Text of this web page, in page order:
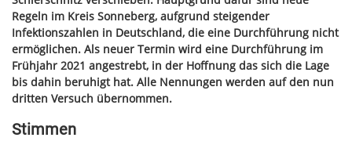
Regeln im Kreis Sonneberg, aufgrund steigender
Infektionszahlen in Deutschland, die eine Durchführung nicht
ermöglichen. Als neuer Termin wird eine Durchführung im
Frühjahr 2021 angestrebt, in der Hoffnung das sich die Lage
bis dahin beruhigt hat. Alle Nennungen werden auf den nun
dritten Versuch übernommen.
Stimmen